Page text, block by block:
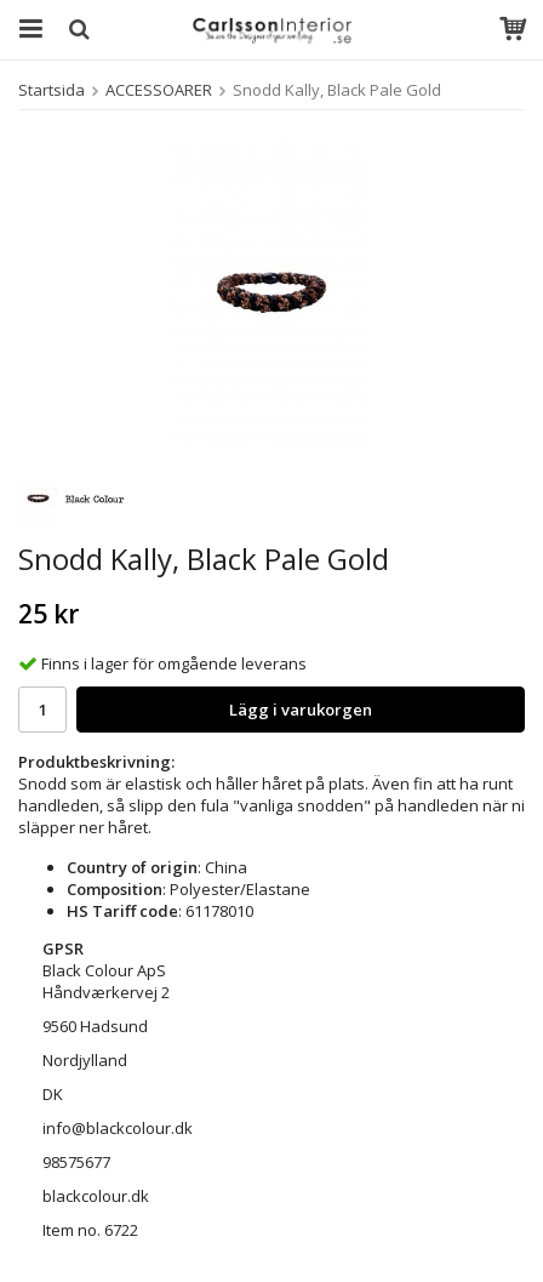
Startsida ACCESSOARER Snodd Kally, Black Pale Gold
Snodd Kally, Black Pale Gold
25 kr
Finns i lager för omgående leverans
Lägg i varukorgen
Produktbeskrivning:
Snodd som är elastisk och håller håret på plats. Även fin att ha runt
handleden, så slipp den fula "vanliga snodden" på handleden när ni
släpper ner håret.
Country of origin: China
Composition: Polyester/Elastane
HS Tariff code: 61178010
GPSR
Black Colour ApS
Håndværkervej 2
9560 Hadsund
Nordjylland
DK
info@blackcolour.dk
98575677
blackcolour.dk
Item no. 6722